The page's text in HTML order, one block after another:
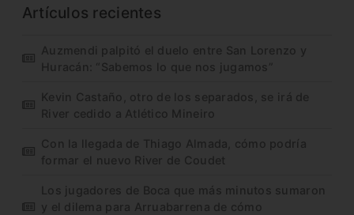
Artículos recientes
Auzmendi palpitó el duelo entre San Lorenzo y
Huracán: “Sabemos lo que nos jugamos”
Kevin Castaño, otro de los separados, se irá de
River cedido a Atlético Mineiro
Con la llegada de Thiago Almada, cómo podría
formar el nuevo River de Coudet
Los jugadores de Boca que más minutos sumaron
y el dilema para Arruabarrena de cómo